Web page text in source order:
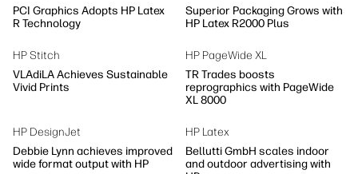
PCI Graphics Adopts HP Latex
R Technology
Superior Packaging Grows with
HP Latex R2000 Plus
HP Stitch
VLAdiLA Achieves Sustainable
Vivid Prints
HP PageWide XL
TR Trades boosts
reprographics with PageWide
XL 8000
HP DesignJet
Debbie Lynn achieves improved
wide format output with HP
HP Latex
Bellutti GmbH scales indoor
and outdoor advertising with